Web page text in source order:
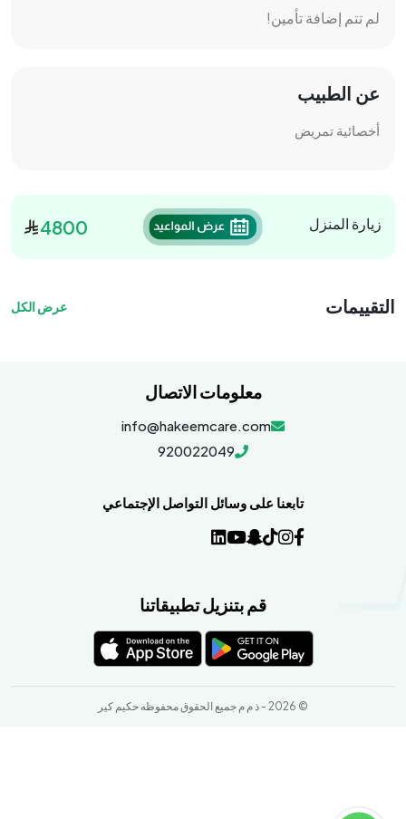
لم تتم إضافة تأمين!
عن الطبيب
أخصائية تمريض
زيارة المنزل 4800
التقييمات عرض الكل
معلومات الاتصال
info@hakeemcare.com
920022049
تابعنا على وسائل التواصل الإجتماعي
قم بتنزيل تطبيقاتنا
© 2026 - ذ م م جميع الحقوق محفوظه حكيم كير